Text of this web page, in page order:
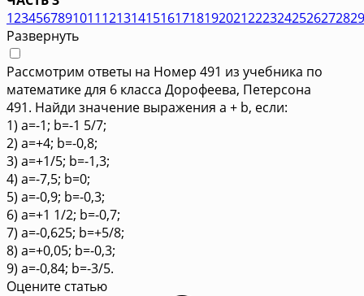
1234567891011121314151617181920212223242526272829
Развернуть
Рассмотрим ответы на Номер 491 из учебника по
математике для 6 класса Дорофеева, Петерсона
491. Найди значение выражения а + b, если:
1) a=-1; b=-1 5/7;
2) a=+4; b=-0,8;
3) a=+1/5; b=-1,3;
4) a=-7,5; b=0;
5) a=-0,9; b=-0,3;
6) a=+1 1/2; b=-0,7;
7) a=-0,625; b=+5/8;
8) a=+0,05; b=-0,3;
9) a=-0,84; b=-3/5.
Оцените статью